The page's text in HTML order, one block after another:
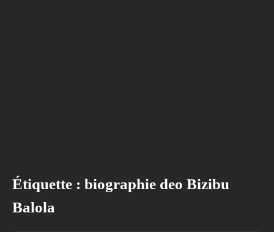
Étiquette : biographie deo Bizibu
Balola